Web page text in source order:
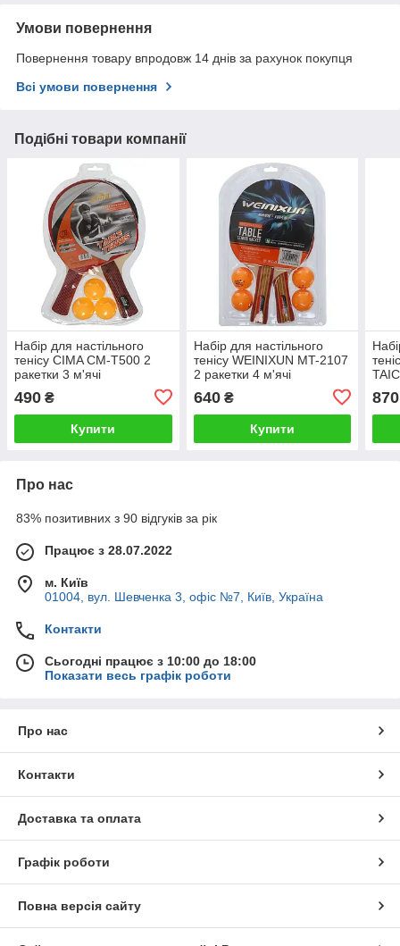
Умови повернення
Повернення товару впродовж 14 днів за рахунок покупця
Всі умови повернення
Подібні товари компанії
Набір для настільного
тенісу CIMA CM-T500 2
ракетки 3 м'ячі
490 ₴
Купити
Набір для настільного
тенісу WEINIXUN MT-2107
2 ракетки 4 м'ячі
640₴
Купити
870
Про нас
83% позитивних з 90 відгуків за рік
Працює з 28.07.2022
м. Київ
01004, вул. Шевченка 3, офіс №7, Київ, Україна
Контакти
Сьогодні працює з 10:00 до 18:00
Показати весь графік роботи
Про нас
Контакти
Доставка та оплата
Графік роботи
Повна версія сайту